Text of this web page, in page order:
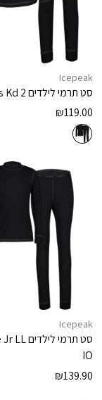
Icepeak
סט תרמי לילדיםKd 2
₪119.00
Icepeak
סט תרמי לילדיםJr LL
IO
₪139.90